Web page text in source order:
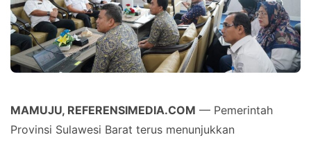
MAMUJU, REFERENSIMEDIA.COM — Pemerintah
Provinsi Sulawesi Barat terus menunjukkan